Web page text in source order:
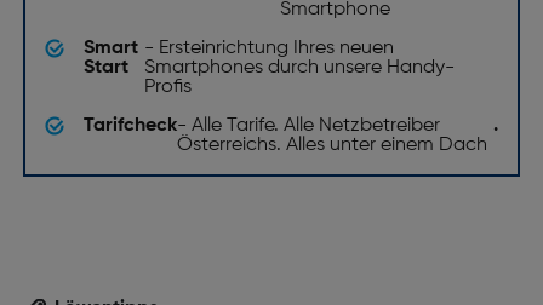
Smartphone
Smart
Start
- Ersteinrichtung Ihres neuen
Smartphones durch unsere Handy-
Profis
Tarifcheck- Alle Tarife. Alle Netzbetreiber
Österreichs. Alles unter einem Dach
.